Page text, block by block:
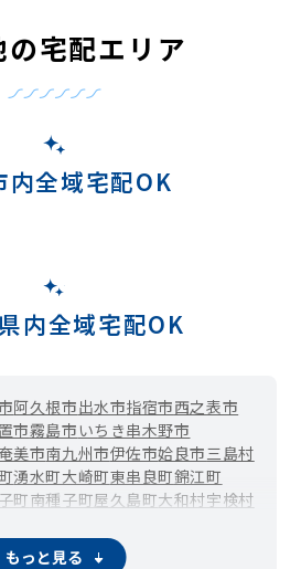
の宅配エリア
内全域宅配OK
内全域宅配OK
阿久根市出水市指宿市西之表市
市霧島市 いちき串木野市
美市南九州市伊佐市姶良市三島村
湧水町大崎町東串良町錦江町
町南種子町屋久島町大和村宇検村
もっと見る